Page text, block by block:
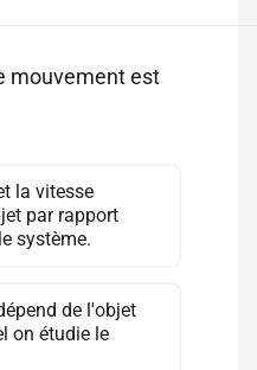
mouvement est
la vitesse
par rapport
système.
de l'objet
on étudie le